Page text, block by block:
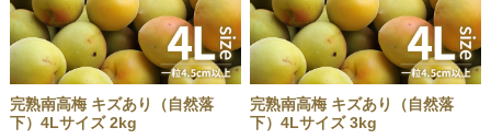
完熟南高梅 キズあり（自然落
下）4Lサイズ 2kg
完熟南高梅 キズあり（自然落
下）4Lサイズ 3kg